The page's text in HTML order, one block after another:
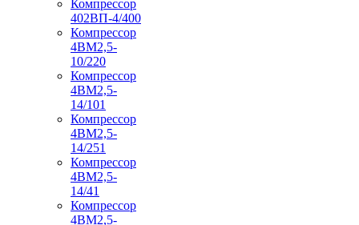
Компрессор
402ВП-4/400
Компрессор
4ВМ2,5-
10/220
Компрессор
4ВМ2,5-
14/101
Компрессор
4ВМ2,5-
14/251
Компрессор
4ВМ2,5-
14/41
Компрессор
4ВМ2,5-